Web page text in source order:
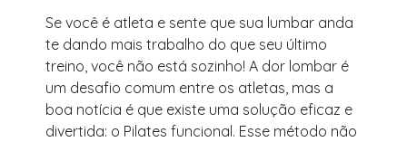
Se você é atleta e sente que sua lumbar anda
te dando mais trabalho do que seu último
treino, você não está sozinho! A dor lombar é
um desafio comum entre os atletas, mas a
boa notícia é que existe uma solução eficaz e
divertida: o Pilates funcional. Esse método não